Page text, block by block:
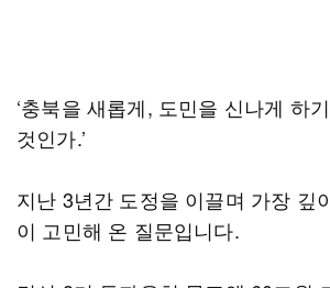
‘충북을 새롭게, 도민을 신나게 하
것인가.’
지난 3년간 도정을 이끌며 가장 깊
이 고민해 온 질문입니다.